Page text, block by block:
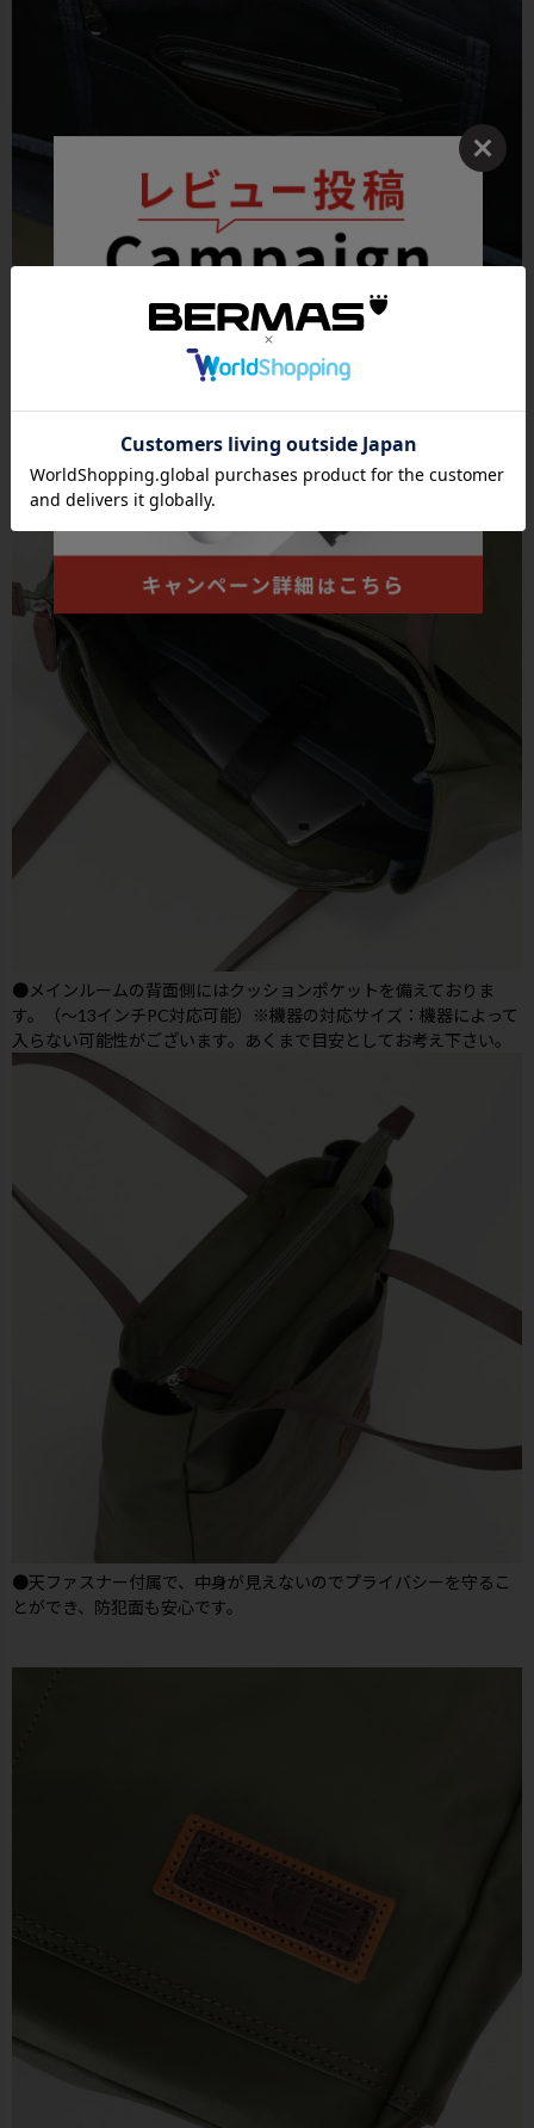
●メインルームの前側には吊り下げ式のオーガナイザー（ファスナ
ーポケット×1・オープンポケット×1）を配置し、使い勝手のよい縦
●メインルームの背面側にはクッションポケットを備えておりま
す。（～13インチPC対応可能）※機器の対応サイズ：機器によって
入らない可能性がございます。あくまで目安としてお考え下さい。
●天ファスナー付属で、中身が見えないのでプライバシーを守るこ
とができ、防犯面も安心です。